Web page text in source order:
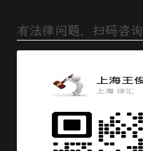
有法律问题，扫码咨询